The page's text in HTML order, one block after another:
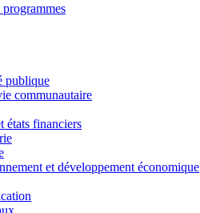
publique
communautaire
états financiers
et développement économique